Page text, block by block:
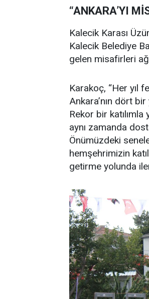
“ANKARA’YI
Kalecik Karası
Kalecik Belediye
gelen misafirleri
Karakoç, “Her yıl
Ankara’nın dört
Rekor bir
aynı zamanda
Önümüzdeki
hemşehrimizin
getirme yolunda